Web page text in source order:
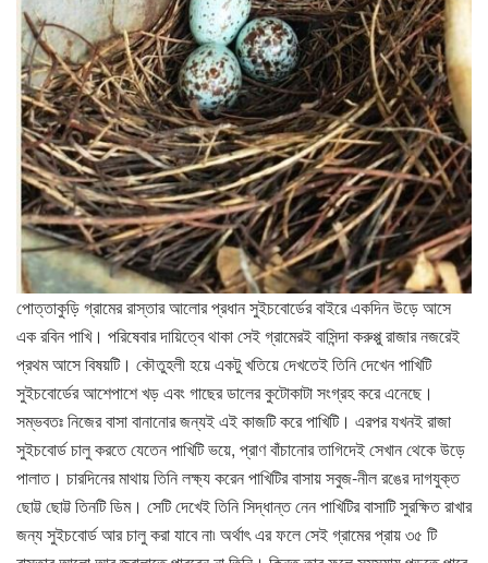
পোত্তাকুড়ি গ্রামের রাস্তার আলোর প্রধান সুইচবোর্ডের বাইরে একদিন উড়ে আসে
এক রবিন পাখি। পরিষেবার দায়িত্বে থাকা সেই গ্রামেরই বাসিন্দা করুপ্পু রাজার নজরেই
প্রথম আসে বিষয়টি। কৌতুহলী হয়ে একটু খতিয়ে দেখতেই তিনি দেখেন পাখিটি
সুইচবোর্ডের আশেপাশে খড় এবং গাছের ডালের কুটোকাটা সংগ্রহ করে এনেছে।
সম্ভবতঃ নিজের বাসা বানানোর জন্যই এই কাজটি করে পাখিটি। এরপর যখনই রাজা
সুইচবোর্ড চালু করতে যেতেন পাখিটি ভয়ে, প্রাণ বাঁচানোর তাগিদেই সেখান থেকে উড়ে
পালাত। চারদিনের মাথায় তিনি লক্ষ্য করেন পাখিটির বাসায় সবুজ-নীল রঙের দাগযুক্ত
ছোট্ট ছোট্ট তিনটি ডিম। সেটি দেখেই তিনি সিদ্ধান্ত নেন পাখিটির বাসাটি সুরক্ষিত রাখার
জন্য সুইচবোর্ড আর চালু করা যাবে না৷ অর্থাৎ এর ফলে সেই গ্রামের প্রায় ৩৫ টি